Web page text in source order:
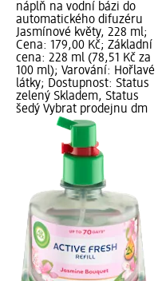
náplň na vodní bázi do
automatického difuzéru
Jasmínové květy, 228 ml;
Cena: 179,00 Kč; Základní
cena: 228 ml (78,51 Kč za
100 ml); Varování: Hořlavé
látky; Dostupnost: Status
zelený Skladem, Status
šedý Vybrat prodejnu dm